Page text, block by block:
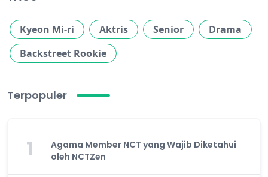
Kyeon Mi-ri Aktris Senior
Drama
Backstreet Rookie
Terpopuler
1
Agama Member NCT yang Wajib Diketahui
oleh NCTZen